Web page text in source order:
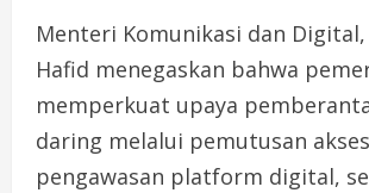
Menteri Komunikasi dan
Hafid menegaskan bahwa
memperkuat upaya
daring melalui pemutusan
pengawasan platform digital,